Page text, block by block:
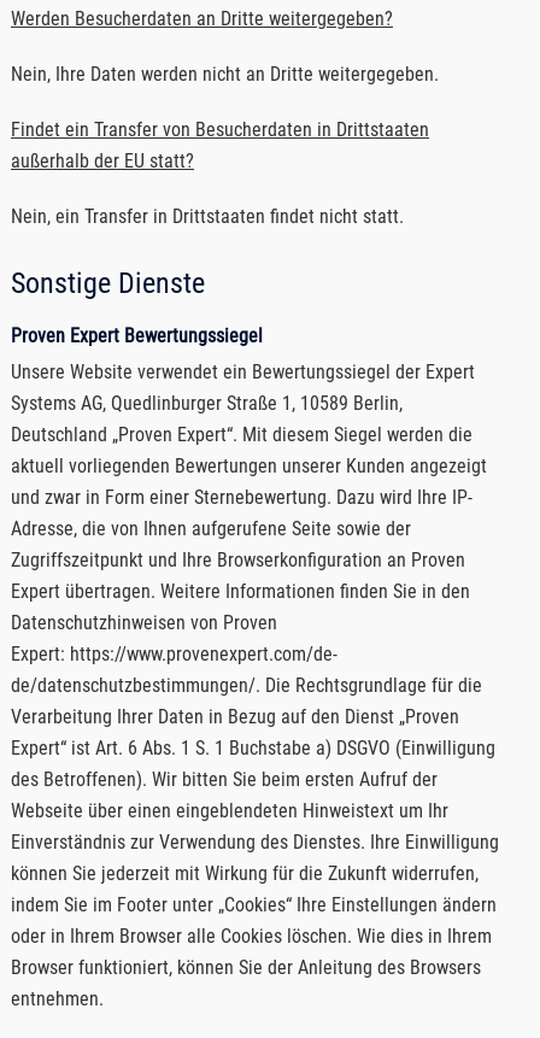
Werden Besucherdaten an Dritte weitergegeben?
Nein, Ihre Daten werden nicht an Dritte weitergegeben.
Findet ein Transfer von Besucherdaten in Drittstaaten
außerhalb der EU statt?
Nein, ein Transfer in Drittstaaten findet nicht statt.
Sonstige Dienste
Proven Expert Bewertungssiegel
Unsere Website verwendet ein Bewertungssiegel der Expert
Systems AG, Quedlinburger Straße 1, 10589 Berlin,
Deutschland „Proven Expert“. Mit diesem Siegel werden die
aktuell vorliegenden Bewertungen unserer Kunden angezeigt
und zwar in Form einer Sternebewertung. Dazu wird Ihre IP-
Adresse, die von Ihnen aufgerufene Seite sowie der
Zugriffszeitpunkt und Ihre Browserkonfiguration an Proven
Expert übertragen. Weitere Informationen finden Sie in den
Datenschutzhinweisen von Proven
Expert: https://www.provenexpert.com/de-
de/datenschutzbestimmungen/. Die Rechtsgrundlage für die
Verarbeitung Ihrer Daten in Bezug auf den Dienst „Proven
Expert“ ist Art. 6 Abs. 1 S. 1 Buchstabe a) DSGVO (Einwilligung
des Betroffenen). Wir bitten Sie beim ersten Aufruf der
Webseite über einen eingeblendeten Hinweistext um Ihr
Einverständnis zur Verwendung des Dienstes. Ihre Einwilligung
können Sie jederzeit mit Wirkung für die Zukunft widerrufen,
indem Sie im Footer unter „Cookies“ Ihre Einstellungen ändern
oder in Ihrem Browser alle Cookies löschen. Wie dies in Ihrem
Browser funktioniert, können Sie der Anleitung des Browsers
entnehmen.